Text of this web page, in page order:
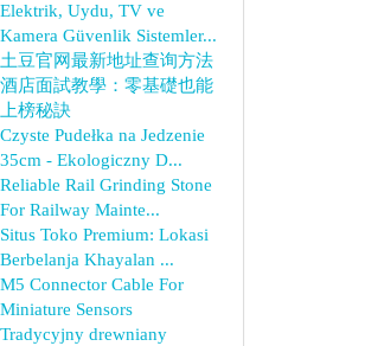
Elektrik, Uydu, TV ve
Kamera Güvenlik Sistemler...
土豆官网最新地址查询方法
酒店面試教學：零基礎也能
上榜秘訣
Czyste Pudełka na Jedzenie
35cm - Ekologiczny D...
Reliable Rail Grinding Stone
For Railway Mainte...
Situs Toko Premium: Lokasi
Berbelanja Khayalan ...
M5 Connector Cable For
Miniature Sensors
Tradycyjny drewniany